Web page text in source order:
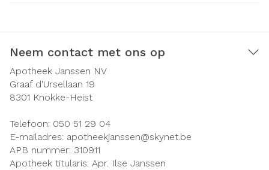
Neem contact met ons op
Apotheek Janssen NV
Graaf d'Ursellaan 19
8301 Knokke-Heist
Telefoon: 050 51 29 04
E-mailadres: apotheekjanssen@skynet.be
APB nummer: 310911
Apotheek titularis: Apr. Ilse Janssen